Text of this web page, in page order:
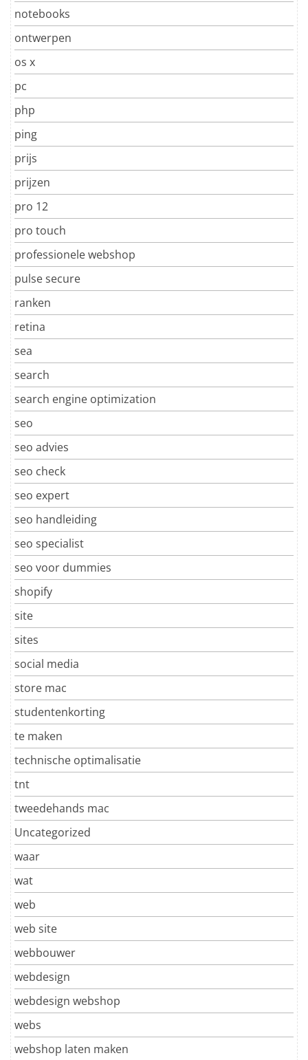
notebooks
ontwerpen
os x
pc
php
ping
prijs
prijzen
pro 12
pro touch
professionele webshop
pulse secure
ranken
retina
sea
search
search engine optimization
seo
seo advies
seo check
seo expert
seo handleiding
seo specialist
seo voor dummies
shopify
site
sites
social media
store mac
studentenkorting
te maken
technische optimalisatie
tnt
tweedehands mac
Uncategorized
waar
wat
web
web site
webbouwer
webdesign
webdesign webshop
webs
webshop laten maken